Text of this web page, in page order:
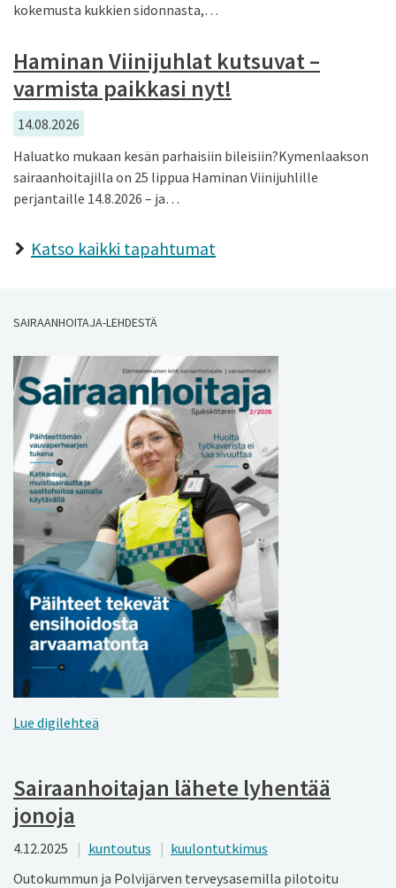
kokemusta kukkien sidonnasta,…
Haminan Viinijuhlat kutsuvat –
varmista paikkasi nyt!
14.08.2026
Haluatko mukaan kesän parhaisiin bileisiin?Kymenlaakson
sairaanhoitajilla on 25 lippua Haminan Viinijuhlille
perjantaille 14.8.2026 – ja…
Katso kaikki tapahtumat
SAIRAANHOITAJA-LEHDESTÄ
Lue digilehteä
Sairaanhoitajan lähete lyhentää
jonoja
4.12.2025 kuntoutus
kuulontutkimus
Outokummun ja Polvijärven terveysasemilla pilotoitu